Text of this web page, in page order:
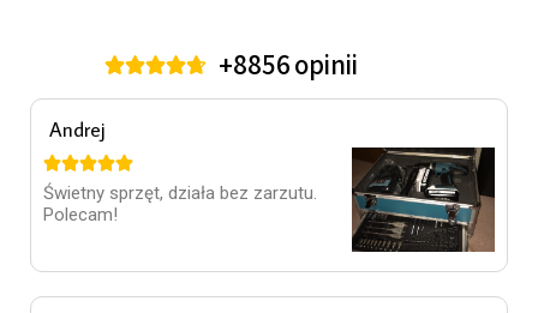
 +8856 opinii
Andrej

Świetny sprzęt, działa bez zarzutu.
Polecam!